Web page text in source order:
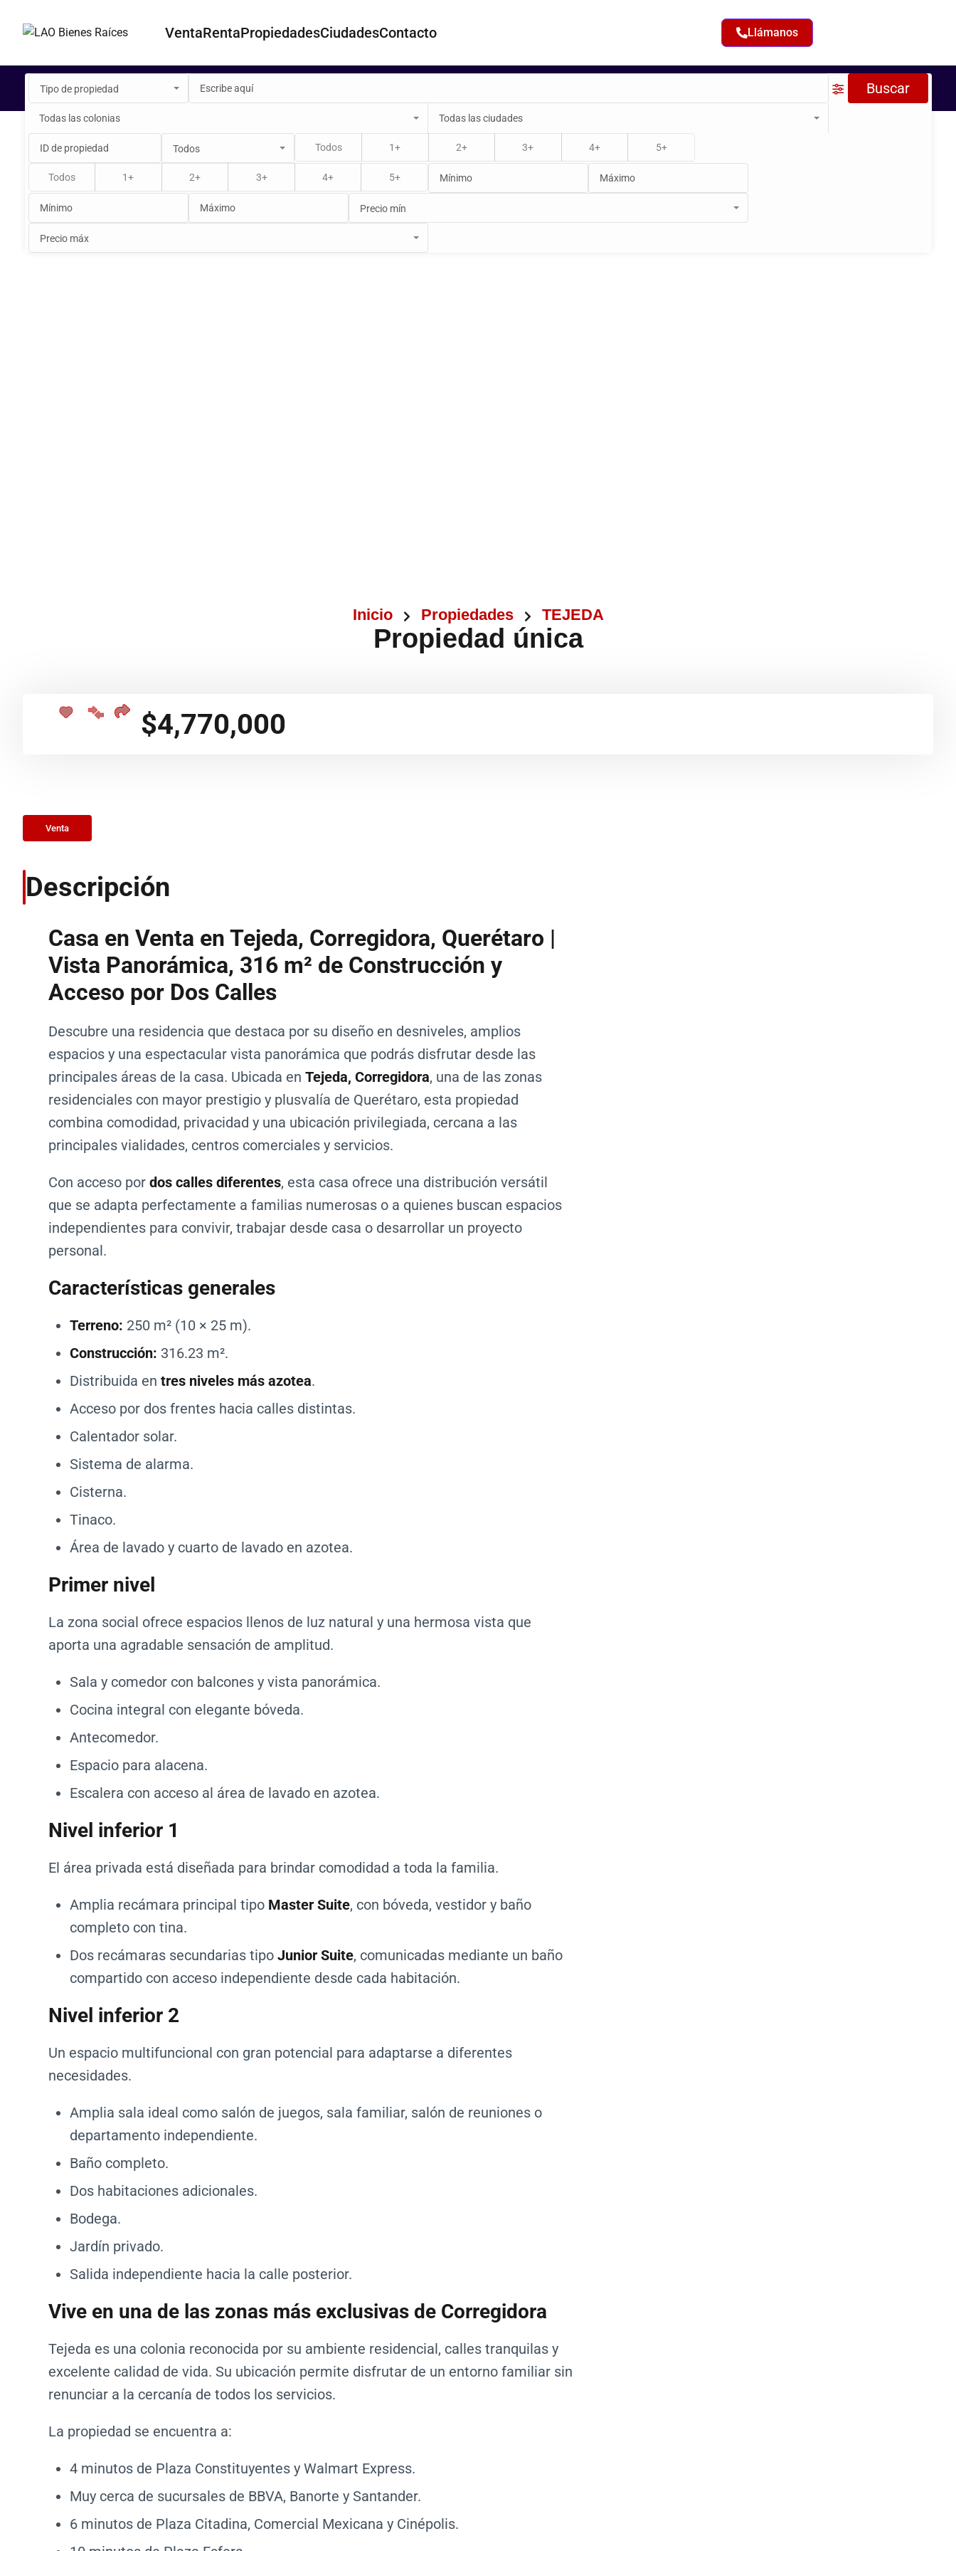
VentaRentaPropiedadesCiudadesContacto Llámanos
Todas las ciudades
Todas las colonias
Tipo de propiedad
Precio mín
Precio máx
Todos 1+ 2+ 3+ 4+ 5+
Todos 1+ 2+ 3+ 4+ 5+
Todos
Buscar
Inicio Propiedades TEJEDA
Propiedad única
$4,770,000
Venta
Descripción
Casa en Venta en Tejeda, Corregidora, Querétaro |
Vista Panorámica, 316 m² de Construcción y
Acceso por Dos Calles
Descubre una residencia que destaca por su diseño en desniveles, amplios
espacios y una espectacular vista panorámica que podrás disfrutar desde las
principales áreas de la casa. Ubicada en Tejeda, Corregidora, una de las zonas
residenciales con mayor prestigio y plusvalía de Querétaro, esta propiedad
combina comodidad, privacidad y una ubicación privilegiada, cercana a las
principales vialidades, centros comerciales y servicios.
Con acceso por dos calles diferentes, esta casa ofrece una distribución versátil
que se adapta perfectamente a familias numerosas o a quienes buscan espacios
independientes para convivir, trabajar desde casa o desarrollar un proyecto
personal.
Características generales
Terreno: 250 m² (10 × 25 m).
Construcción: 316.23 m².
Distribuida en tres niveles más azotea.
Acceso por dos frentes hacia calles distintas.
Calentador solar.
Sistema de alarma.
Cisterna.
Tinaco.
Área de lavado y cuarto de lavado en azotea.
Primer nivel
La zona social ofrece espacios llenos de luz natural y una hermosa vista que
aporta una agradable sensación de amplitud.
Sala y comedor con balcones y vista panorámica.
Cocina integral con elegante bóveda.
Antecomedor.
Espacio para alacena.
Escalera con acceso al área de lavado en azotea.
Nivel inferior 1
El área privada está diseñada para brindar comodidad a toda la familia.
Amplia recámara principal tipo Master Suite, con bóveda, vestidor y baño
completo con tina.
Dos recámaras secundarias tipo Junior Suite, comunicadas mediante un baño
compartido con acceso independiente desde cada habitación.
Nivel inferior 2
Un espacio multifuncional con gran potencial para adaptarse a diferentes
necesidades.
Amplia sala ideal como salón de juegos, sala familiar, salón de reuniones o
departamento independiente.
Baño completo.
Dos habitaciones adicionales.
Bodega.
Jardín privado.
Salida independiente hacia la calle posterior.
Vive en una de las zonas más exclusivas de Corregidora
Tejeda es una colonia reconocida por su ambiente residencial, calles tranquilas y
excelente calidad de vida. Su ubicación permite disfrutar de un entorno familiar sin
renunciar a la cercanía de todos los servicios.
La propiedad se encuentra a:
4 minutos de Plaza Constituyentes y Walmart Express.
Muy cerca de sucursales de BBVA, Banorte y Santander.
6 minutos de Plaza Citadina, Comercial Mexicana y Cinépolis.